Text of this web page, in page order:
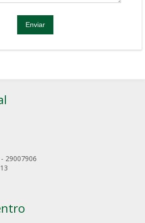
- 29007906